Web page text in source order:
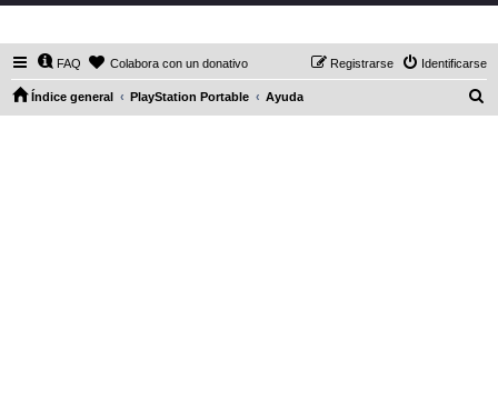
FAQ Colabora con un donativo Identificarse
Registrarse
Índice general PlayStation Portable Ayuda